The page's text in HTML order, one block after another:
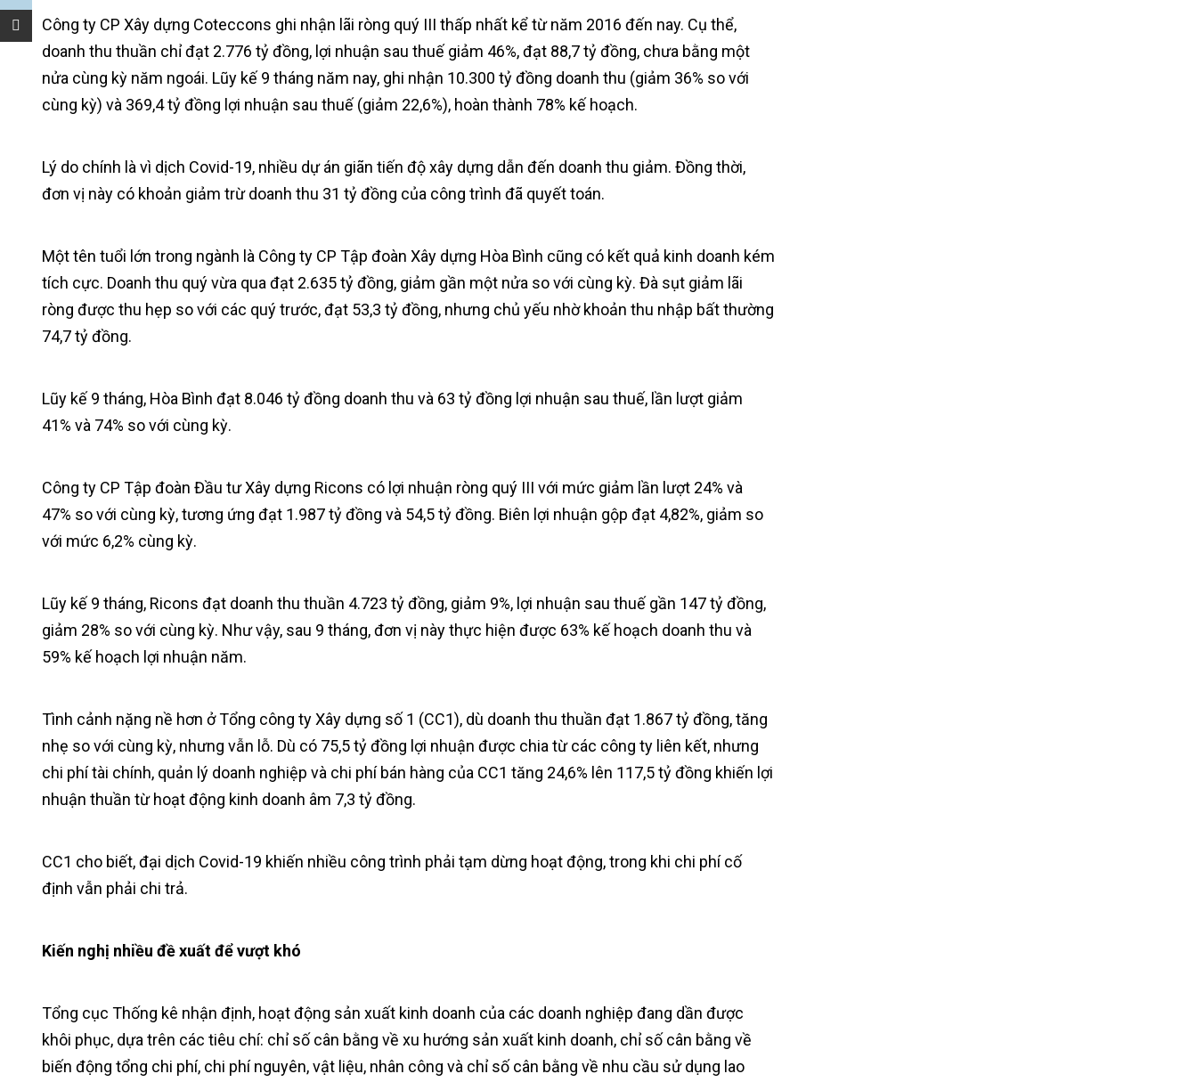
Công ty CP Xây dựng Coteccons ghi nhận lãi ròng quý III thấp nhất kể từ năm 2016 đến nay. Cụ thể,
doanh thu thuần chỉ đạt 2.776 tỷ đồng, lợi nhuận sau thuế giảm 46%, đạt 88,7 tỷ đồng, chưa bằng một
nửa cùng kỳ năm ngoái. Lũy kế 9 tháng năm nay, ghi nhận 10.300 tỷ đồng doanh thu (giảm 36% so với
cùng kỳ) và 369,4 tỷ đồng lợi nhuận sau thuế (giảm 22,6%), hoàn thành 78% kế hoạch.
Lý do chính là vì dịch Covid-19, nhiều dự án giãn tiến độ xây dựng dẫn đến doanh thu giảm. Đồng thời,
đơn vị này có khoản giảm trừ doanh thu 31 tỷ đồng của công trình đã quyết toán.
Một tên tuổi lớn trong ngành là Công ty CP Tập đoàn Xây dựng Hòa Bình cũng có kết quả kinh doanh kém
tích cực. Doanh thu quý vừa qua đạt 2.635 tỷ đồng, giảm gần một nửa so với cùng kỳ. Đà sụt giảm lãi
ròng được thu hẹp so với các quý trước, đạt 53,3 tỷ đồng, nhưng chủ yếu nhờ khoản thu nhập bất thường
74,7 tỷ đồng.
Lũy kế 9 tháng, Hòa Bình đạt 8.046 tỷ đồng doanh thu và 63 tỷ đồng lợi nhuận sau thuế, lần lượt giảm
41% và 74% so với cùng kỳ.
Công ty CP Tập đoàn Đầu tư Xây dựng Ricons có lợi nhuận ròng quý III với mức giảm lần lượt 24% và
47% so với cùng kỳ, tương ứng đạt 1.987 tỷ đồng và 54,5 tỷ đồng. Biên lợi nhuận gộp đạt 4,82%, giảm so
với mức 6,2% cùng kỳ.
Lũy kế 9 tháng, Ricons đạt doanh thu thuần 4.723 tỷ đồng, giảm 9%, lợi nhuận sau thuế gần 147 tỷ đồng,
giảm 28% so với cùng kỳ. Như vậy, sau 9 tháng, đơn vị này thực hiện được 63% kế hoạch doanh thu và
59% kế hoạch lợi nhuận năm.
Tình cảnh nặng nề hơn ở Tổng công ty Xây dựng số 1 (CC1), dù doanh thu thuần đạt 1.867 tỷ đồng, tăng
nhẹ so với cùng kỳ, nhưng vẫn lỗ. Dù có 75,5 tỷ đồng lợi nhuận được chia từ các công ty liên kết, nhưng
chi phí tài chính, quản lý doanh nghiệp và chi phí bán hàng của CC1 tăng 24,6% lên 117,5 tỷ đồng khiến lợi
nhuận thuần từ hoạt động kinh doanh âm 7,3 tỷ đồng.
CC1 cho biết, đại dịch Covid-19 khiến nhiều công trình phải tạm dừng hoạt động, trong khi chi phí cố
định vẫn phải chi trả.
Kiến nghị nhiều đề xuất để vượt khó
Tổng cục Thống kê nhận định, hoạt động sản xuất kinh doanh của các doanh nghiệp đang dần được
khôi phục, dựa trên các tiêu chí: chỉ số cân bằng về xu hướng sản xuất kinh doanh, chỉ số cân bằng về
biến động tổng chi phí, chi phí nguyên, vật liệu, nhân công và chỉ số cân bằng về nhu cầu sử dụng lao